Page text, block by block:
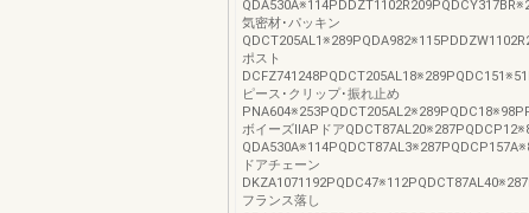
気密材･パッキン
ポスト
ピース･クリップ･振れ止め
ボイーズⅡAPドア
ドアチェーン
フランス落し